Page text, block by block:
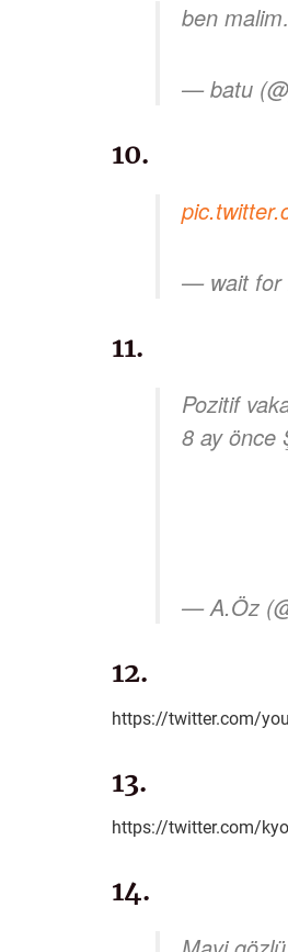
ben
— batu
10.
— wait for
11.
Pozitif
8 ay önce
— A.Öz
12.
https://twitter.com/
13.
https://twitter.com/
14.